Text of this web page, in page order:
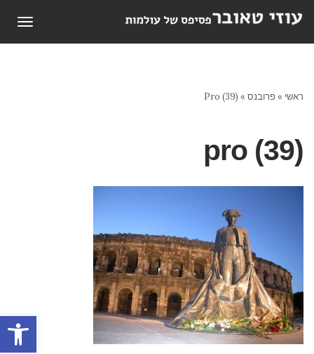
פתח
ראשי »פרובנס »
Pro (39)
pro (39)